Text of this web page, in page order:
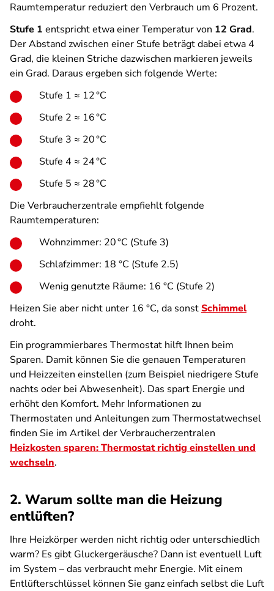
Raumtemperatur reduziert den Verbrauch um 6 Prozent.
Stufe 1 entspricht etwa einer Temperatur von 12 Grad.
Der Abstand zwischen einer Stufe beträgt dabei etwa 4
Grad, die kleinen Striche dazwischen markieren jeweils
ein Grad. Daraus ergeben sich folgende Werte:
Stufe 1 ≈ 12 °C
Stufe 2 ≈ 16 °C
Stufe 3 ≈ 20 °C
Stufe 4 ≈ 24 °C
Stufe 5 ≈ 28 °C
Die Verbraucherzentrale empfiehlt folgende
Raumtemperaturen:
Wohnzimmer: 20 °C (Stufe 3)
Schlafzimmer: 18 °C (Stufe 2.5)
Wenig genutzte Räume: 16 °C (Stufe 2)
Heizen Sie aber nicht unter 16 °C, da sonstSchimmel
droht.
Ein programmierbares Thermostat hilft Ihnen beim
Sparen. Damit können Sie die genauen Temperaturen
und Heizzeiten einstellen (zum Beispiel niedrigere Stufe
nachts oder bei Abwesenheit). Das spart Energie und
erhöht den Komfort. Mehr Informationen zu
Thermostaten und Anleitungen zum Thermostatwechsel
finden Sie im Artikel der Verbraucherzentralen
Heizkosten sparen: Thermostat richtig einstellen und
wechseln.
2. Warum sollte man die Heizung
entlüften?
Ihre Heizkörper werden nicht richtig oder unterschiedlich
warm? Es gibt Gluckergeräusche? Dann ist eventuell Luft
im System – das verbraucht mehr Energie. Mit einem
Entlüfterschlüssel können Sie ganz einfach selbst die Luft